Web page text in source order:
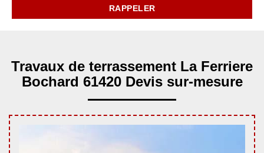
Travaux de terrassement La Ferriere
Bochard 61420 Devis sur-mesure